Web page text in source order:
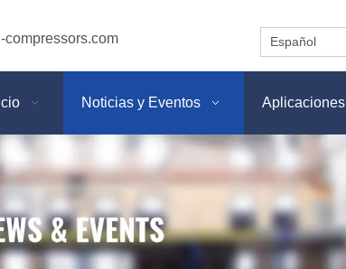
compressors.com Español
Noticias y Eventos Aplicaciones